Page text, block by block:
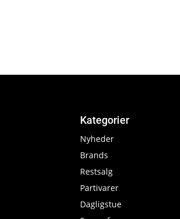
Kategorier
Nyheder
Brands
Restsalg
Partivarer
Dagligstue